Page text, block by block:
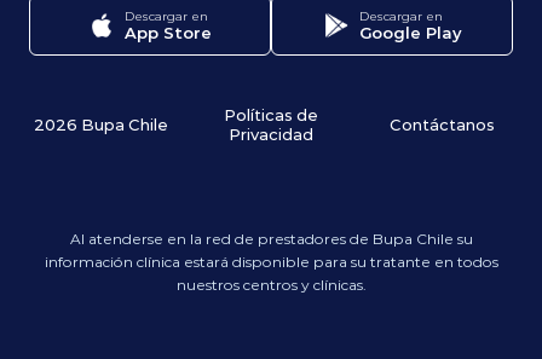
Descargar en
App Store
Descargar en
Google Play
2026 Bupa Chile
Políticas de
Privacidad
Contáctanos
Al atenderse en la red de prestadores de Bupa Chile su
información clínica estará disponible para su tratante en todos
nuestros centros y clínicas.